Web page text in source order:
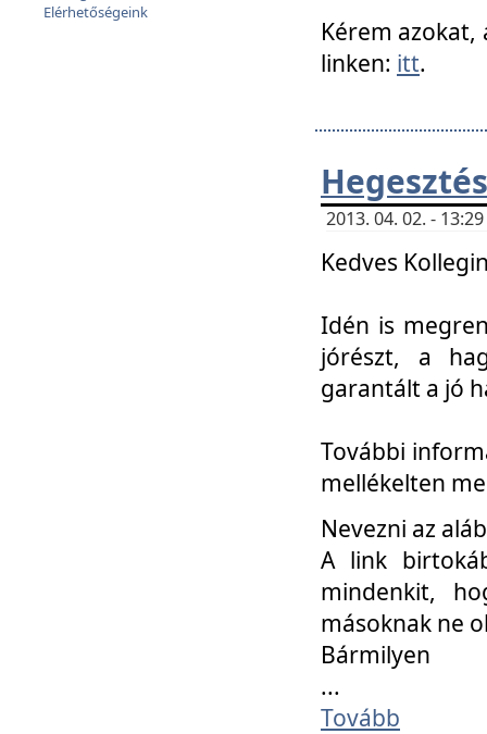
Elérhetőségeink
Kérem azokat,
linken: itt.
2013. 04. 02. -
Kedves
Idén is
jórészt, a
garantált a jó
További
mellékelten
Nevezni az
A link
mindenkit,
másoknak ne
Bármilyen
...
Tovább